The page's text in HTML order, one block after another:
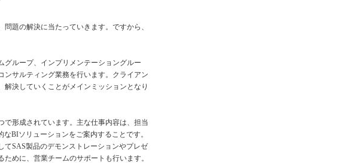
題の解決に当たっていきます。ですから、
グループ、インプリメンテーショングルー
サルティング業務を行います。クライアン
決していくことがメインミッションとなり
形成されています。主な仕事内容は、担当
BIソリューションをご案内することです。
SAS製品のデモンストレーションやプレゼ
めに、営業チームのサポートも行います。